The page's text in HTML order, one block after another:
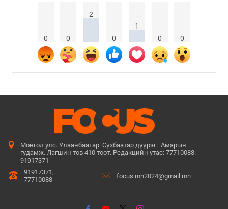
0 0
2
0
1
0
0
Монгол улс. Улаанбаатар. Сүхбаатар дүүрэг. Амарын
гудамж. Лагшин төв 410 тоот. Редакцийн утас: 77710088.
91917371
91917371,
77710088
focus.mn2024@gmail.mn